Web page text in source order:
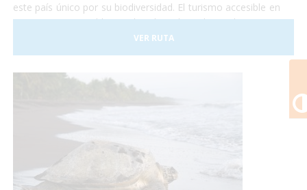
este país único por su biodiversidad. El turismo accesible en
Costa Rica es posible, sus hoteles adaptados y el trasporte
a nuestra disposición nos darán las garantías necesarias
para disfrutar de esta experiencia plenamente.
VER RUTA